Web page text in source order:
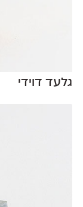
גלעד דוידי